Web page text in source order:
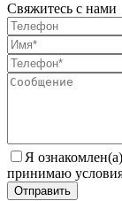
Свяжитесь с нами
Я
принимаю
Отправить